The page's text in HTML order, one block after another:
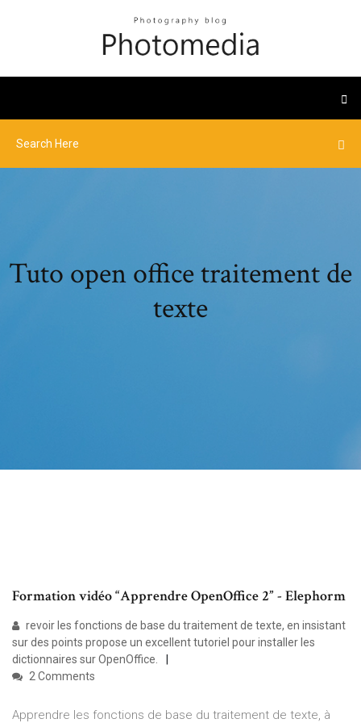
Tuto open office traitement de
texte
Formation vidéo “Apprendre OpenOffice 2” - Elephorm
revoir les fonctions de base du traitement de texte, en insistant
sur des points propose un excellent tutoriel pour installer les
dictionnaires sur OpenOffice.
2 Comments
Apprendre les fonctions de base du traitement de texte, à